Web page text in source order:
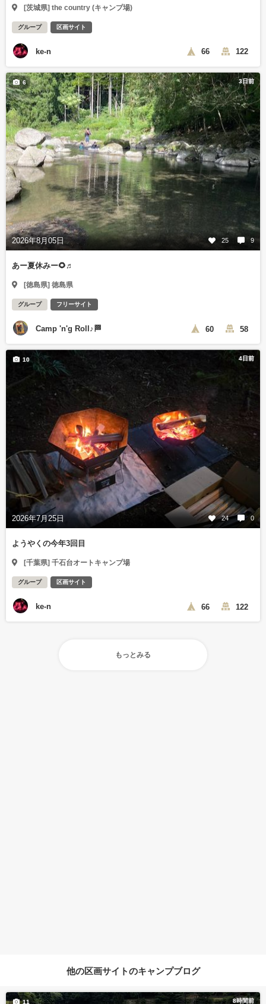
[茨城県] the country (キャンプ場)
グループ 区画サイト
ke-n 66 122
3日前
2026年8月05日 25 9
6
あー夏休みー🌻♬
[徳島県] 徳島県
グループ フリーサイト
Camp 'n'g Roll♪🏁 60 58
4日前
2026年7月25日 24 0
10
ようやくの今年3回目
[千葉県] 千石台オートキャンプ場
グループ 区画サイト
ke-n 66 122
もっとみる
他の区画サイトのキャンプブログ
8時間前
11